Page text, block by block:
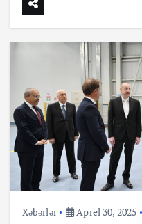
Xəbərlər Aprel 30, 2025